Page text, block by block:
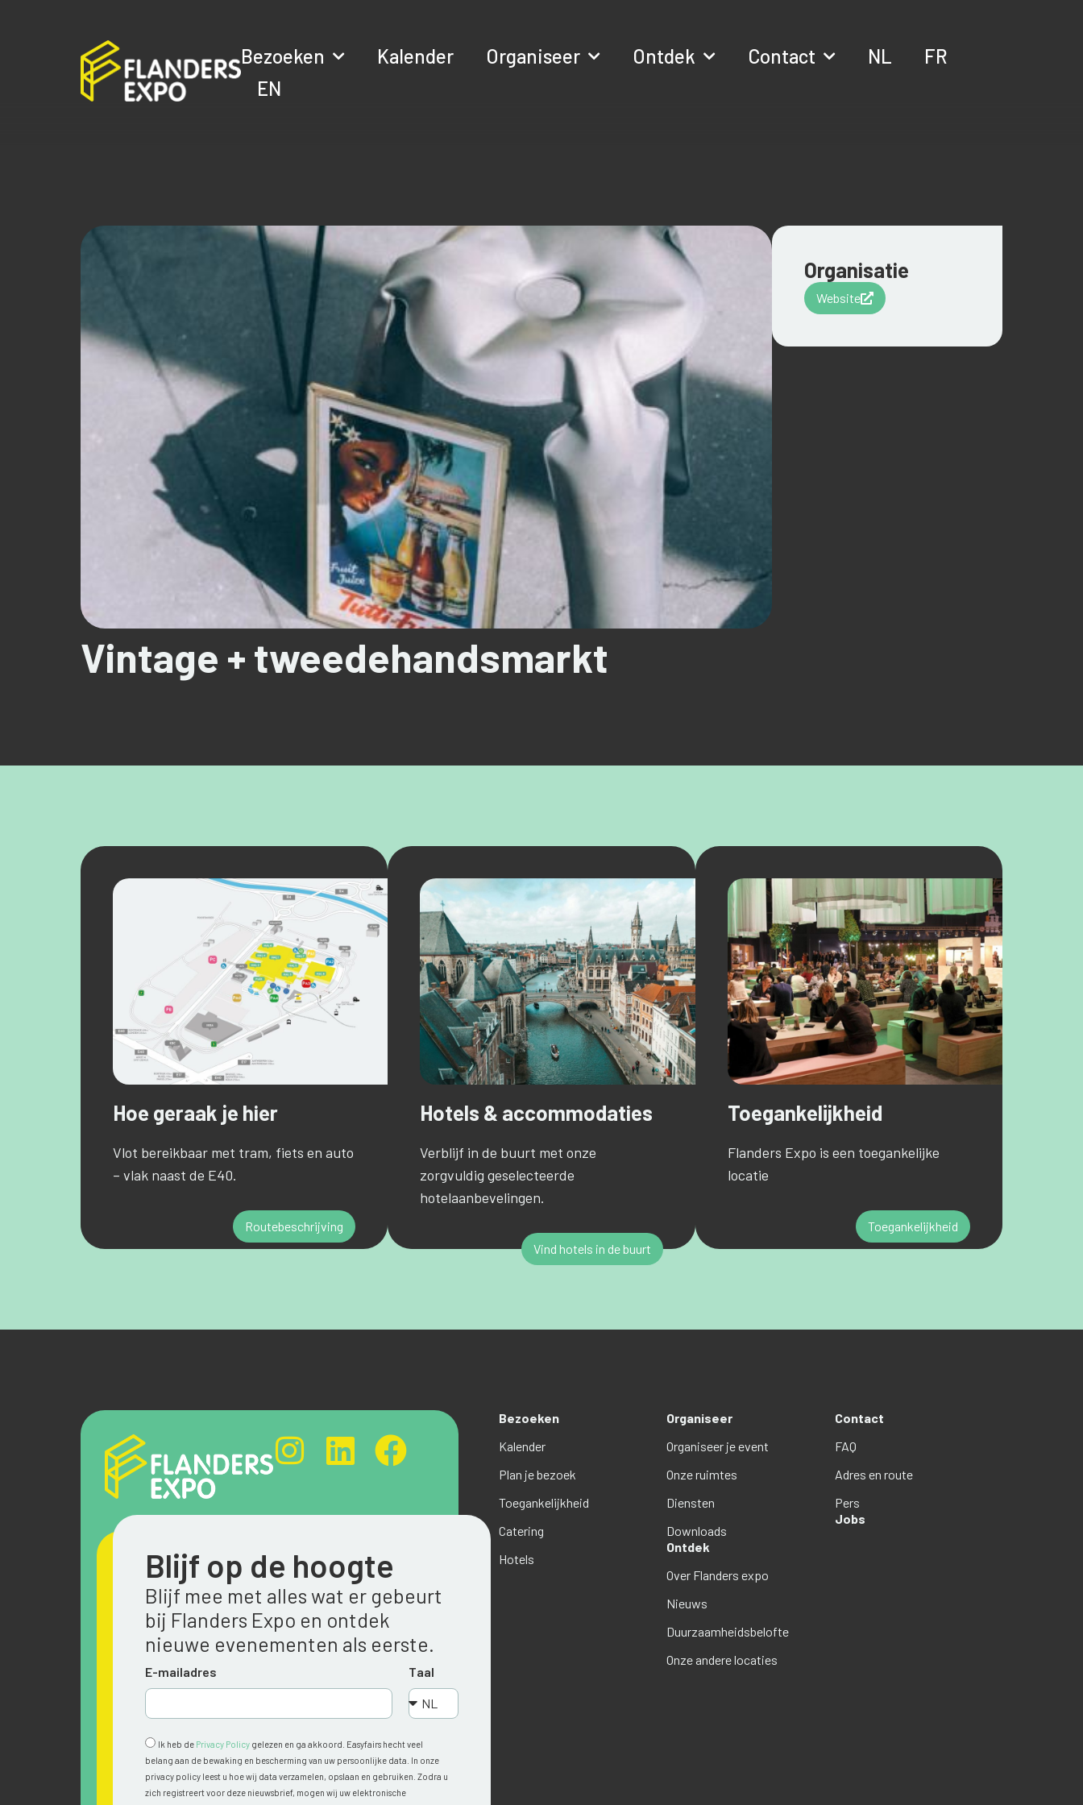
Bezoeken Kalender Organiseer Ontdek Contact NL
FR
EN
Vintage + tweedehandsmarkt
Organisatie
Website
Hoe geraak je hier
Vlot bereikbaar met tram, fiets en auto
– vlak naast de E40.
Routebeschrijving
Hotels & accommodaties
Verblijf in de buurt met onze
zorgvuldig geselecteerde
hotelaanbevelingen.
Vind hotels in de buurt
Toegankelijkheid
Flanders Expo is een toegankelijke
locatie
Toegankelijkheid
Blijf op de hoogte
Blijf mee met alles wat er gebeurt
bij Flanders Expo en ontdek
nieuwe evenementen als eerste.
E-mailadres Taal
Ik heb de Privacy Policy gelezen en ga akkoord. Easyfairs hecht veel
belang aan de bewaking en bescherming van uw persoonlijke data. In onze
privacy policy leest u hoe wij data verzamelen, opslaan en gebruiken. Zodra u
zich registreert voor deze nieuwsbrief, mogen wij uw elektronische
Bezoeken
Kalender
Plan je bezoek
Toegankelijkheid
Catering
Hotels
Organiseer
Organiseer je event
Onze ruimtes
Diensten
Downloads
Ontdek
Over Flanders expo
Nieuws
Duurzaamheidsbelofte
Onze andere locaties
Contact
FAQ
Adres en route
Pers
Jobs